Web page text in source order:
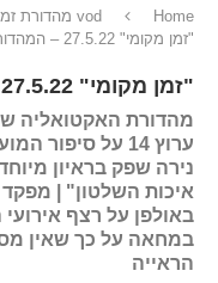
Home
vod מהדורת זמן מקומי
"זמן מקומי" 27.5.22 – המהדורה המלאה לצפייה
"זמן מקומי" 27.5.22 – המהדורה המלאה לצפייה
מהדורת האקטואליה
ערוץ 14 על
נירה שפק בראיון
איכות השלטון" |
באולפן על רצף
במחאה על כך שאין
הראייה